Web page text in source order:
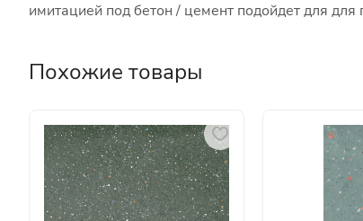
имитацией под бетон / цемент подойдет для
Похожие товары